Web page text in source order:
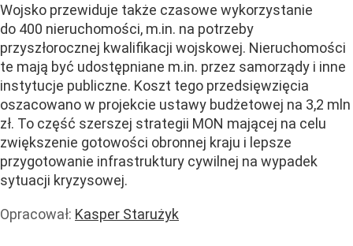
Wojsko przewiduje także czasowe wykorzystanie
do 400 nieruchomości, m.in. na potrzeby
przyszłorocznej kwalifikacji wojskowej. Nieruchomości
te mają być udostępniane m.in. przez samorządy i inne
instytucje publiczne. Koszt tego przedsięwzięcia
oszacowano w projekcie ustawy budżetowej na 3,2 mln
zł. To część szerszej strategii MON mającej na celu
zwiększenie gotowości obronnej kraju i lepsze
przygotowanie infrastruktury cywilnej na wypadek
sytuacji kryzysowej.
Opracował: Kasper Starużyk